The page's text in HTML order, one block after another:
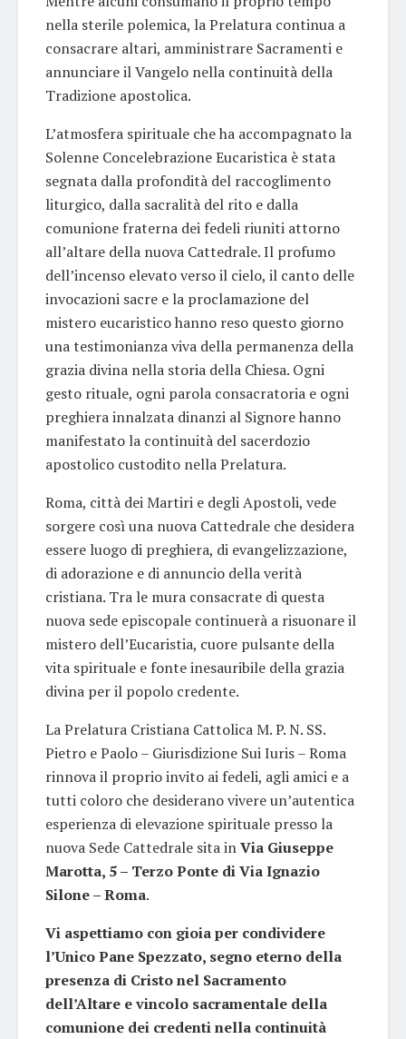
nella sterile polemica, la Prelatura continua a
consacrare altari, amministrare Sacramenti e
annunciare il Vangelo nella continuità della
Tradizione apostolica.
L’atmosfera spirituale che ha accompagnato la
Solenne Concelebrazione Eucaristica è stata
segnata dalla profondità del raccoglimento
liturgico, dalla sacralità del rito e dalla
comunione fraterna dei fedeli riuniti attorno
all’altare della nuova Cattedrale. Il profumo
dell’incenso elevato verso il cielo, il canto delle
invocazioni sacre e la proclamazione del
mistero eucaristico hanno reso questo giorno
una testimonianza viva della permanenza della
grazia divina nella storia della Chiesa. Ogni
gesto rituale, ogni parola consacratoria e ogni
preghiera innalzata dinanzi al Signore hanno
manifestato la continuità del sacerdozio
apostolico custodito nella Prelatura.
Roma, città dei Martiri e degli Apostoli, vede
sorgere così una nuova Cattedrale che desidera
essere luogo di preghiera, di evangelizzazione,
di adorazione e di annuncio della verità
cristiana. Tra le mura consacrate di questa
nuova sede episcopale continuerà a risuonare il
mistero dell’Eucaristia, cuore pulsante della
vita spirituale e fonte inesauribile della grazia
divina per il popolo credente.
La Prelatura Cristiana Cattolica M. P. N. SS.
Pietro e Paolo – Giurisdizione Sui Iuris – Roma
rinnova il proprio invito ai fedeli, agli amici e a
tutti coloro che desiderano vivere un’autentica
esperienza di elevazione spirituale presso la
nuova Sede Cattedrale sita inVia Giuseppe
Marotta, 5 – Terzo Ponte di Via Ignazio
Silone – Roma.
Vi aspettiamo con gioia per condividere
l’Unico Pane Spezzato, segno eterno della
presenza di Cristo nel Sacramento
dell’Altare e vincolo sacramentale della
comunione dei credenti nella continuità